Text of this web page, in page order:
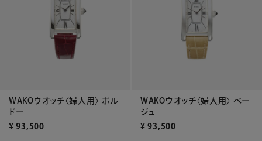
WAKOウオッチ〈婦人用〉 ボル
ドー
¥ 93,500
WAKOウオッチ〈婦人用〉 ベー
ジュ
¥ 93,500